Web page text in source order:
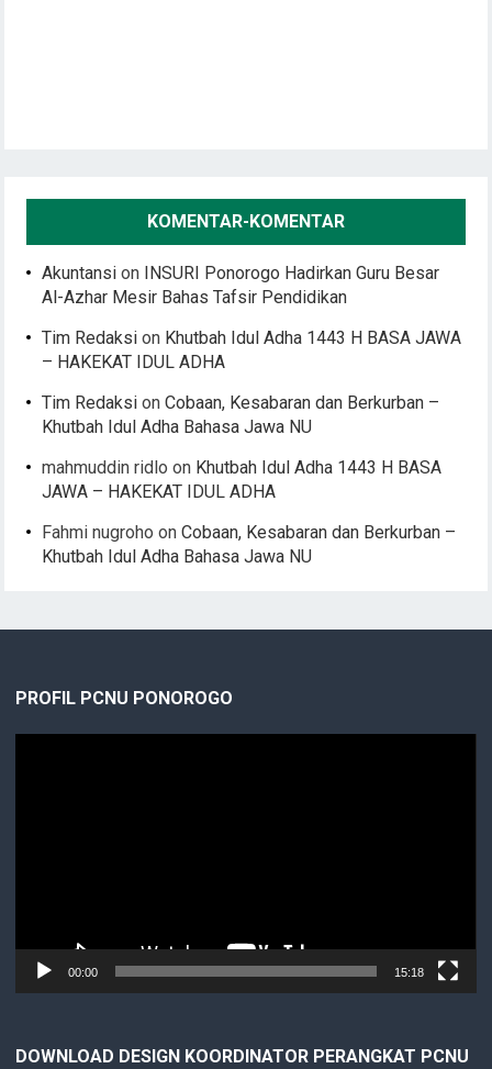
KOMENTAR-KOMENTAR
Akuntansi on
INSURI Ponorogo Hadirkan Guru Besar
Al-Azhar Mesir Bahas Tafsir Pendidikan
Tim Redaksi on Khutbah Idul Adha 1443 H BASA JAWA
– HAKEKAT IDUL ADHA
Tim Redaksi onCobaan, Kesabaran dan Berkurban –
Khutbah Idul Adha Bahasa Jawa NU
mahmuddin ridlo on Khutbah Idul Adha 1443 H BASA
JAWA – HAKEKAT IDUL ADHA
Fahmi nugroho onCobaan, Kesabaran dan Berkurban –
Khutbah Idul Adha Bahasa Jawa NU
PROFIL PCNU PONOROGO
00:00 15:18
DOWNLOAD DESIGN KOORDINATOR PERANGKAT PCNU